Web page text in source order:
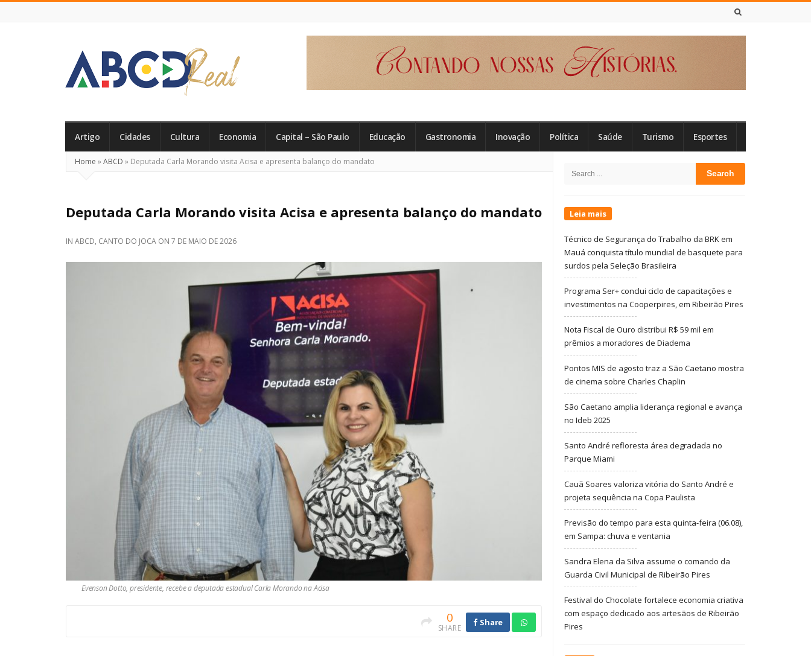
Real
Artigo Cidades Cultura Economia Capital – São Paulo Educação Gastronomia Inovação Política Saúde Turismo Esportes
Home »ABCD » Deputada Carla Morando visita Acisa e apresenta balanço do mandato
Deputada Carla Morando visita Acisa e apresenta balanço do mandato
IN ABCD, CANTO DO JOCA ON 7 DE MAIO DE 2026
Evenson Dotto, presidente, recebe a deputada estadual Carla Morando na Acisa
0
SHARE
Share
Sidebar
Search
Leia mais
Técnico de Segurança do Trabalho da BRK em
Mauá conquista título mundial de basquete para
surdos pela Seleção Brasileira
Programa Ser+ conclui ciclo de capacitações e
investimentos na Cooperpires, em Ribeirão Pires
Nota Fiscal de Ouro distribui R$ 59 mil em
prêmios a moradores de Diadema
Pontos MIS de agosto traz a São Caetano mostra
de cinema sobre Charles Chaplin
São Caetano amplia liderança regional e avança
no Ideb 2025
Santo André refloresta área degradada no
Parque Miami
Cauã Soares valoriza vitória do Santo André e
projeta sequência na Copa Paulista
Previsão do tempo para esta quinta-feira (06.08),
em Sampa: chuva e ventania
Sandra Elena da Silva assume o comando da
Guarda Civil Municipal de Ribeirão Pires
Festival do Chocolate fortalece economia criativa
com espaço dedicado aos artesãos de Ribeirão
Pires